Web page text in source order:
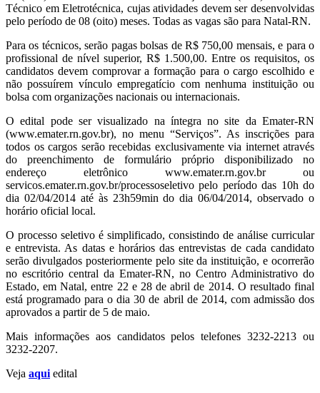
Técnico em Eletrotécnica, cujas atividades devem ser desenvolvidas
pelo período de 08 (oito) meses. Todas as vagas são para Natal-RN.
Para os técnicos, serão pagas bolsas de R$ 750,00 mensais, e para o
profissional de nível superior, R$ 1.500,00. Entre os requisitos, os
candidatos devem comprovar a formação para o cargo escolhido e
não possuírem vínculo empregatício com nenhuma instituição ou
bolsa com organizações nacionais ou internacionais.
O edital pode ser visualizado na íntegra no site da Emater-RN
(www.emater.rn.gov.br), no menu “Serviços”. As inscrições para
todos os cargos serão recebidas exclusivamente via internet através
do preenchimento de formulário próprio disponibilizado no
endereço eletrônico www.emater.rn.gov.br ou
servicos.emater.rn.gov.br/processoseletivo pelo período das 10h do
dia 02/04/2014 até às 23h59min do dia 06/04/2014, observado o
horário oficial local.
O processo seletivo é simplificado, consistindo de análise curricular
e entrevista. As datas e horários das entrevistas de cada candidato
serão divulgados posteriormente pelo site da instituição, e ocorrerão
no escritório central da Emater-RN, no Centro Administrativo do
Estado, em Natal, entre 22 e 28 de abril de 2014. O resultado final
está programado para o dia 30 de abril de 2014, com admissão dos
aprovados a partir de 5 de maio.
Mais informações aos candidatos pelos telefones 3232-2213 ou
3232-2207.
Veja aqui edital